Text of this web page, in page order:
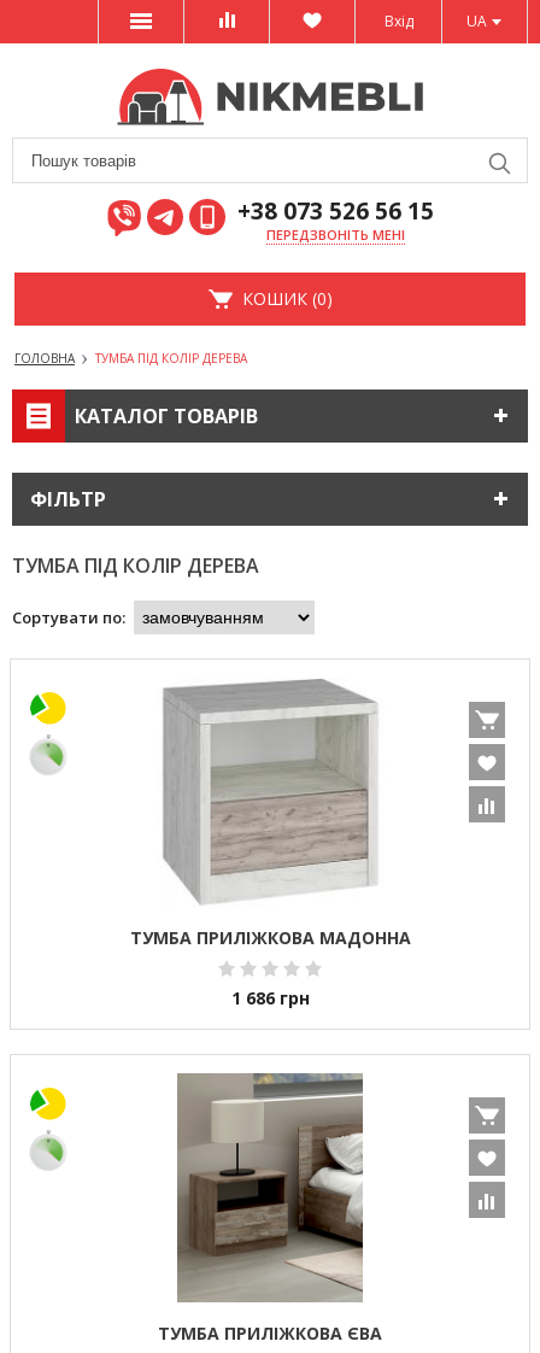
UA
Вхід
+38 073 526 56 15
ПЕРЕДЗВОНІТЬ МЕНІ
КОШИК (0)
ГОЛОВНА ТУМБА ПІД КОЛІР ДЕРЕВА
КАТАЛОГ ТОВАРІВ
ФІЛЬТР
ТУМБА ПІД КОЛІР ДЕРЕВА
Сортувати по:
ТУМБА ПРИЛІЖКОВА МАДОННА
1 686 грн
ТУМБА ПРИЛІЖКОВА ЄВА